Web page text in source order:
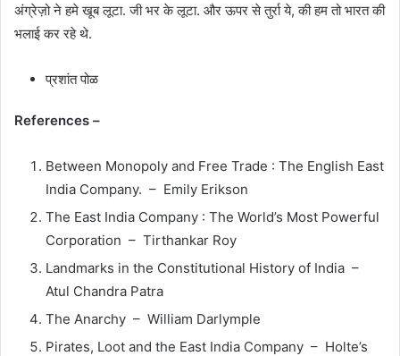
अंग्रेज़ो ने हमे खूब लूटा. जी भर के लूटा. और ऊपर से तुर्रा ये, की हम तो भारत की
भलाई कर रहे थे.
प्रशांत पोळ
References –
Between Monopoly and Free Trade : The English East
India Company. – Emily Erikson
The East India Company : The World’s Most Powerful
Corporation – Tirthankar Roy
Landmarks in the Constitutional History of India –
Atul Chandra Patra
The Anarchy – William Darlymple
Pirates, Loot and the East India Company – Holte’s